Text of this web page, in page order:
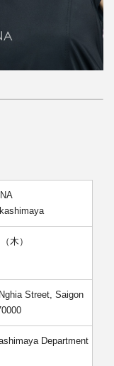
木）
Street, Saigon
Department